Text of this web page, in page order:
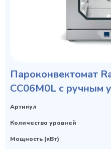
Пароконвектомат
CC06M0L с ручным
Артикул
Количество уровней
Мощность (кВт)